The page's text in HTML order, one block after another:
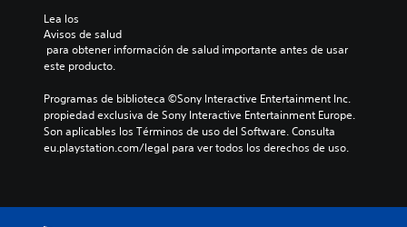
Lea los
Avisos de salud
este producto.
Programas de biblioteca ©Sony Interactive Entertainment Inc.
propiedad exclusiva de Sony Interactive Entertainment Europe.
Son aplicables los Términos de uso del Software. Consulta
eu.playstation.com/legal para ver todos los derechos de uso.